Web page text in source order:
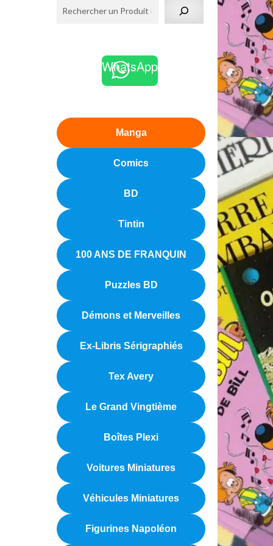
WhatsApp
Manga
Comics
BD
Tintin
100 ANS DE FRANQUIN
Puzzles BD
Démons et Merveilles
Ex-Libris Sérigraphiés
Tex Avery
Le Grand Vingtième
Boîtes Plexi
Voitures Miniatures
Véhicules Miniatures
Figurines Napoléon